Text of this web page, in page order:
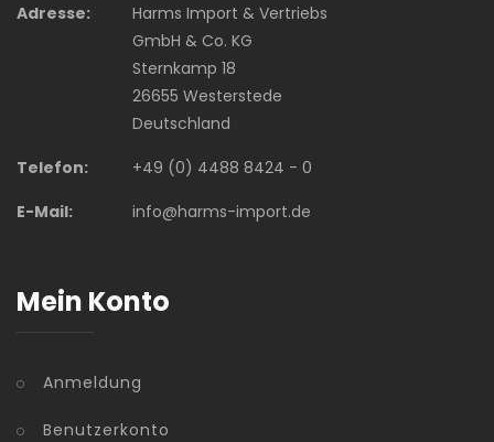
Adresse:
Harms Import & Vertriebs
GmbH & Co. KG
Sternkamp 18
26655 Westerstede
Deutschland
Telefon:
+49 (0) 4488 8424 - 0
E-Mail:
info@harms-import.de
Mein Konto
Anmeldung
Benutzerkonto